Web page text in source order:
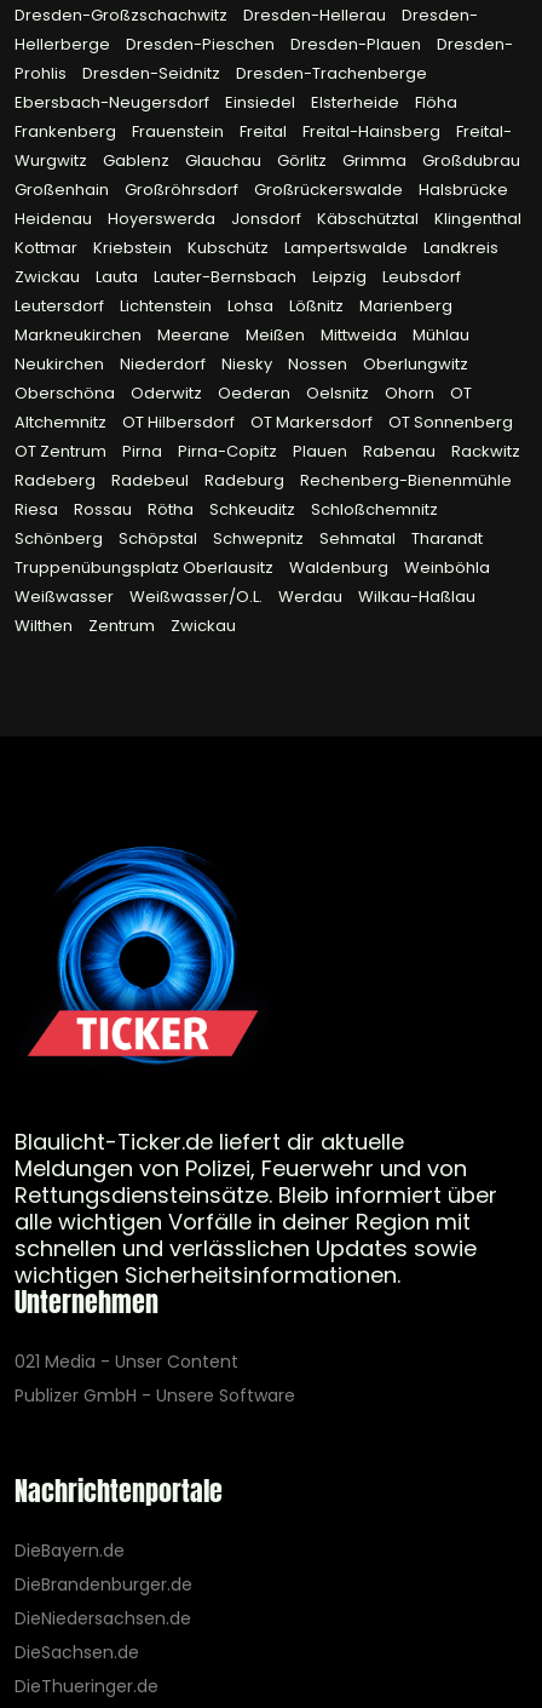
Dresden-Großzschachwitz
Dresden-Hellerau
Dresden-
Hellerberge
Dresden-Pieschen Dresden-Plauen
Dresden-
Prohlis
Dresden-Seidnitz
Dresden-Trachenberge
Ebersbach-Neugersdorf
Einsiedel Elsterheide
Flöha
Frankenberg
Frauenstein Freital Freital-Hainsberg
Freital-
Wurgwitz
Gablenz Glauchau Görlitz Grimma
Großdubrau
Großenhain
Großröhrsdorf Großrückerswalde
Halsbrücke
Heidenau
Hoyerswerda Jonsdorf Käbschütztal
Klingenthal
Kottmar
Kriebstein Kubschütz Lampertswalde
Landkreis
Zwickau
Lauta Lauter-Bernsbach Leipzig
Leubsdorf
Leutersdorf
Lichtenstein Lohsa Lößnitz
Marienberg
Markneukirchen
Meerane Meißen Mittweida
Mühlau
Neukirchen
Niederdorf Niesky Nossen
Oberlungwitz
Oberschöna
Oderwitz Oederan Oelsnitz Ohorn
OT
Altchemnitz
OT Hilbersdorf OT Markersdorf
OT Sonnenberg
OT Zentrum
Pirna Pirna-Copitz Plauen Rabenau
Rackwitz
Radeberg
Radebeul Radeburg
Rechenberg-Bienenmühle
Riesa
Rossau Rötha Schkeuditz
Schloßchemnitz
Schönberg
Schöpstal Schwepnitz Sehmatal
Tharandt
Truppenübungsplatz Oberlausitz
Waldenburg
Weinböhla
Weißwasser
Weißwasser/O.L. Werdau
Wilkau-Haßlau
Wilthen
Zentrum Zwickau
Blaulicht-Ticker.de liefert dir aktuelle
Meldungen von Polizei, Feuerwehr und von
Rettungsdiensteinsätze. Bleib informiert über
alle wichtigen Vorfälle in deiner Region mit
schnellen und verlässlichen Updates sowie
wichtigen Sicherheitsinformationen.
Unternehmen
021 Media - Unser Content
Publizer GmbH - Unsere Software
Nachrichtenportale
DieBayern.de
DieBrandenburger.de
DieNiedersachsen.de
DieSachsen.de
DieThueringer.de